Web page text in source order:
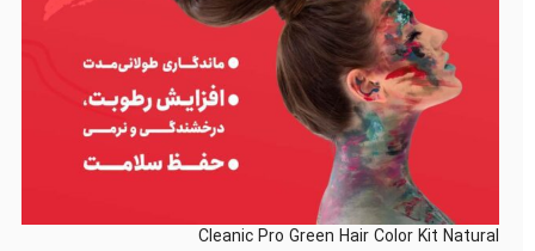
Cleanic Pro Green Hair Color Kit Natural